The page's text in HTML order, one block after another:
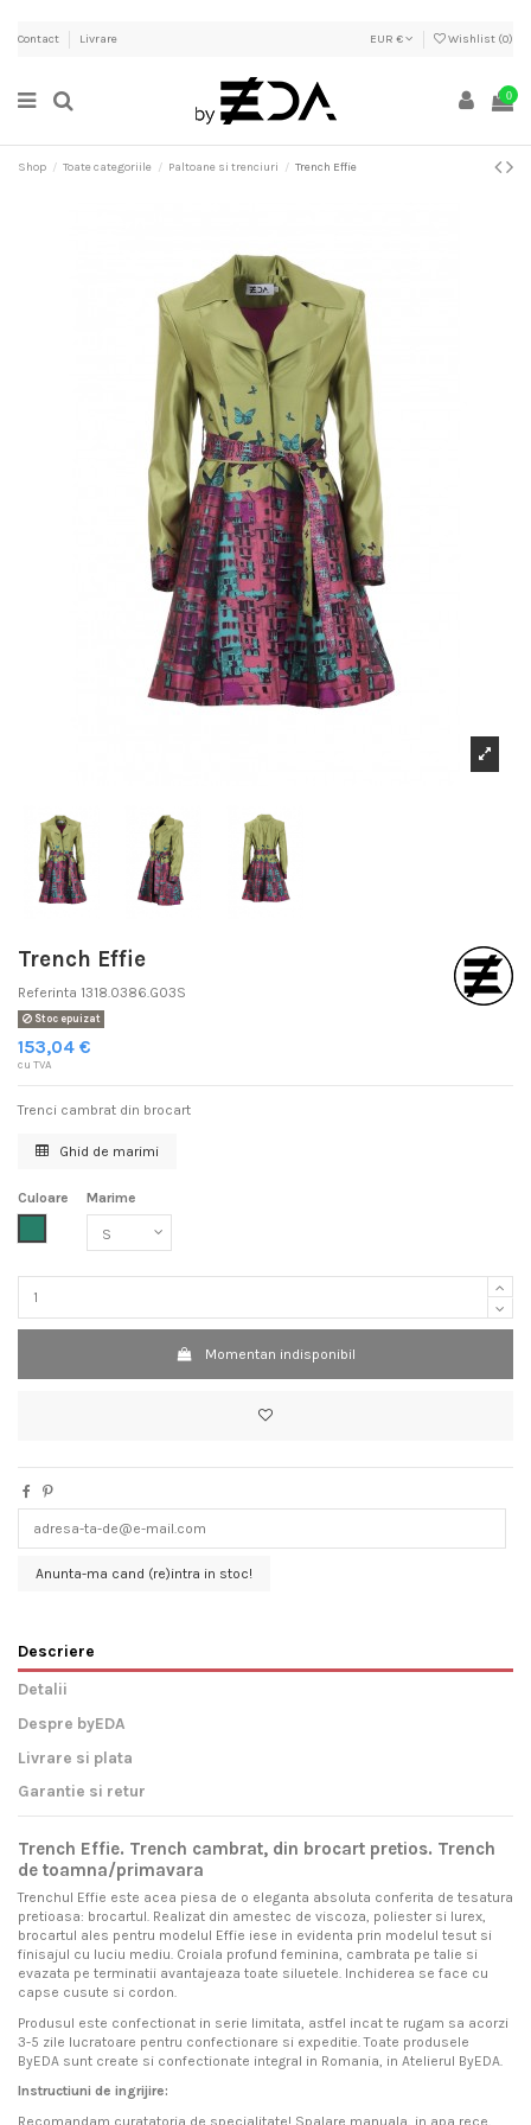
Contact Livrare EUR € Wishlist (0)
0
Shop Toate categoriile Paltoane si trenciuri Trench Effie
Trench Effie
Referinta 1318.0386.G03S
Stoc epuizat
153,04 €
cu TVA
Trenci cambrat din brocart
Ghid de marimi
Culoare
Marime
Momentan indisponibil
Anunta-ma cand (re)intra in stoc!
Descriere
Detalii
Despre byEDA
Livrare si plata
Garantie si retur
Trench Effie. Trench cambrat, din brocart pretios. Trench
de toamna/primavara
Trenchul Effie este acea piesa de o eleganta absoluta conferita de tesatura
pretioasa: brocartul. Realizat din amestec de viscoza, poliester si lurex,
brocartul ales pentru modelul Effie iese in evidenta prin modelul tesut si
finisajul cu luciu mediu. Croiala profund feminina, cambrata pe talie si
evazata pe terminatii avantajeaza toate siluetele. Inchiderea se face cu
capse cusute si cordon.
Produsul este confectionat in serie limitata, astfel incat te rugam sa acorzi
3-5 zile lucratoare pentru confectionare si expeditie. Toate produsele
ByEDA sunt create si confectionate integral in Romania, in Atelierul ByEDA.
Instructiuni de ingrijire:
Recomandam curatatoria de specialitate! Spalare manuala, in apa rece,